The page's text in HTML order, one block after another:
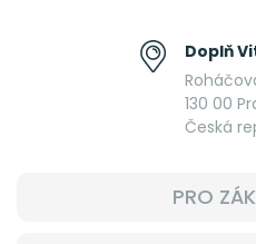
Doplň
130 00
Česká
PRO